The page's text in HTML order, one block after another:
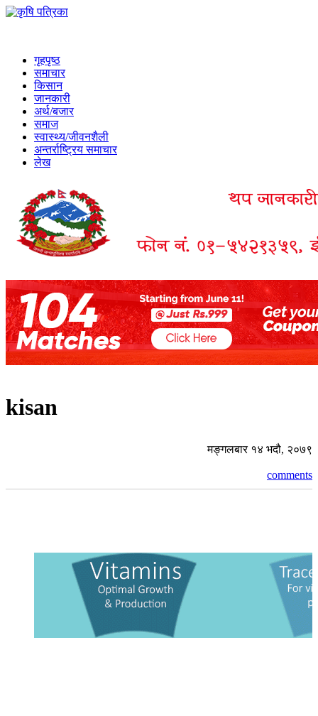
गृहपृष्ठ
समाचार
किसान
जानकारी
अर्थ/बजार
समाज
स्वास्थ्य/जीवनशैली
अन्तर्राष्ट्रिय समाचार
लेख
kisan
मङ्गलबार १४ भदौ, २०७९
comments